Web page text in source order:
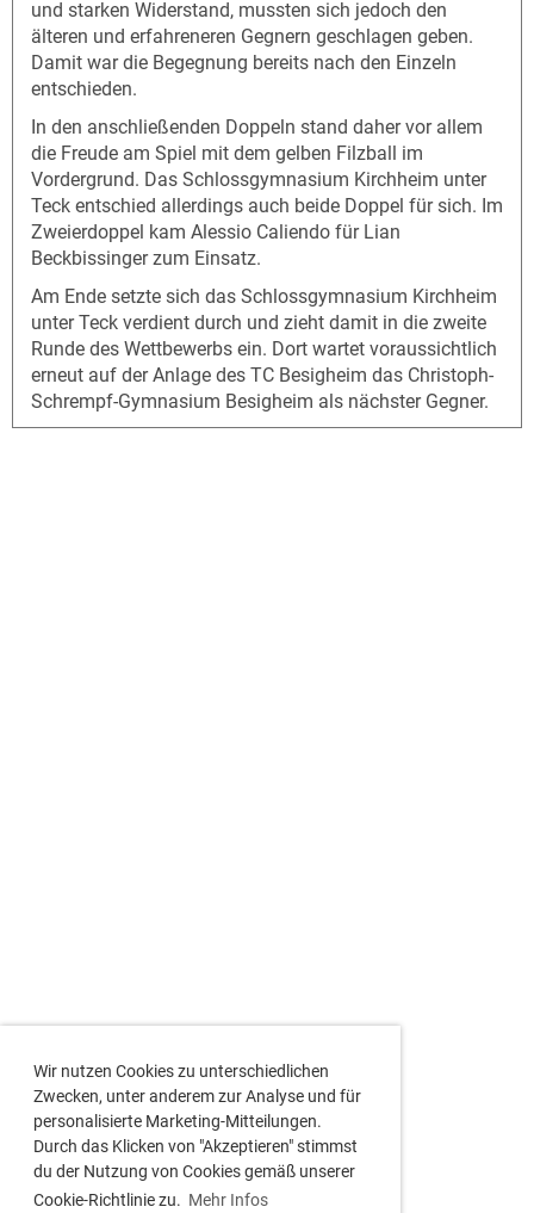
Wir nutzen Cookies zu unterschiedlichen
Zwecken, unter anderem zur Analyse und für
personalisierte Marketing-Mitteilungen.
Durch das Klicken von "Akzeptieren" stimmst
du der Nutzung von Cookies gemäß unserer
Cookie-Richtlinie zu. Mehr Infos
und starken Widerstand, mussten sich jedoch den
älteren und erfahreneren Gegnern geschlagen geben.
Damit war die Begegnung bereits nach den Einzeln
entschieden.
In den anschließenden Doppeln stand daher vor allem
die Freude am Spiel mit dem gelben Filzball im
Vordergrund. Das Schlossgymnasium Kirchheim unter
Teck entschied allerdings auch beide Doppel für sich. Im
Zweierdoppel kam Alessio Caliendo für Lian
Beckbissinger zum Einsatz.
Am Ende setzte sich das Schlossgymnasium Kirchheim
unter Teck verdient durch und zieht damit in die zweite
Runde des Wettbewerbs ein. Dort wartet voraussichtlich
erneut auf der Anlage des TC Besigheim das Christoph-
Schrempf-Gymnasium Besigheim als nächster Gegner.